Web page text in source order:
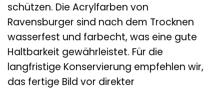
schützen. Die Acrylfarben von
Ravensburger sind nach dem Trocknen
wasserfest und farbecht, was eine gute
Haltbarkeit gewährleistet. Für die
langfristige Konservierung empfehlen wir,
das fertige Bild vor direkter